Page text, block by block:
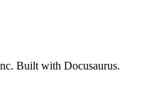
Built with Docusaurus.